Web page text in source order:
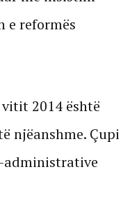
e reformës
2014 është
njëanshme. Çupi
administrative